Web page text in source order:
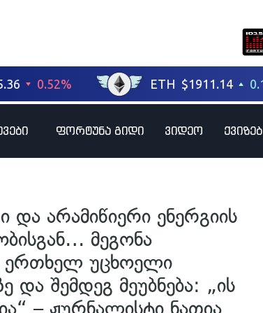
ფორტუნა გიდი ვიდეო
და არამიწიერი ენერგიის
მეგონა
უცხოელი
და შემდეგ მეუბნება: „ის